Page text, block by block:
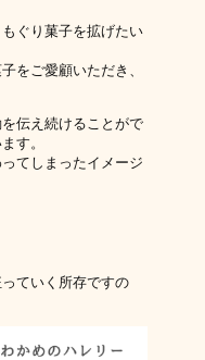
ぐり菓子を拡げたい
をご愛顧いただき、
伝え続けることがで
す。
てしまったイメージ
ていく所存ですの